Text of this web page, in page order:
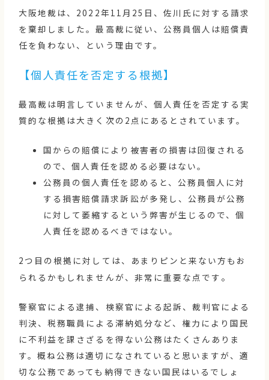
大阪地裁は、2022年11月25日、佐川氏に対する請求
を棄却しました。最高裁に従い、公務員個人は賠償責
任を負わない、という理由です。
【個人責任を否定する根拠】
最高裁は明言していませんが、個人責任を否定する実
質的な根拠は大きく次の2点にあるとされています。
国からの賠償により被害者の損害は回復される
ので、個人責任を認める必要はない。
公務員の個人責任を認めると、公務員個人に対
する損害賠償請求訴訟が多発し、公務員が公務
に対して萎縮するという弊害が生じるので、個
人責任を認めるべきではない。
2つ目の根拠に対しては、あまりピンと来ない方もお
られるかもしれませんが、非常に重要な点です 。
警察官による逮捕、検察官による起訴、裁判官による
判決、税務職員による滞納処分など、権力により国民
に不利益を課さざるを得ない公務はたくさんありま
す。概ね公務は適切になされていると思いますが、適
切な公務であっても納得できない国民はいるでしょ